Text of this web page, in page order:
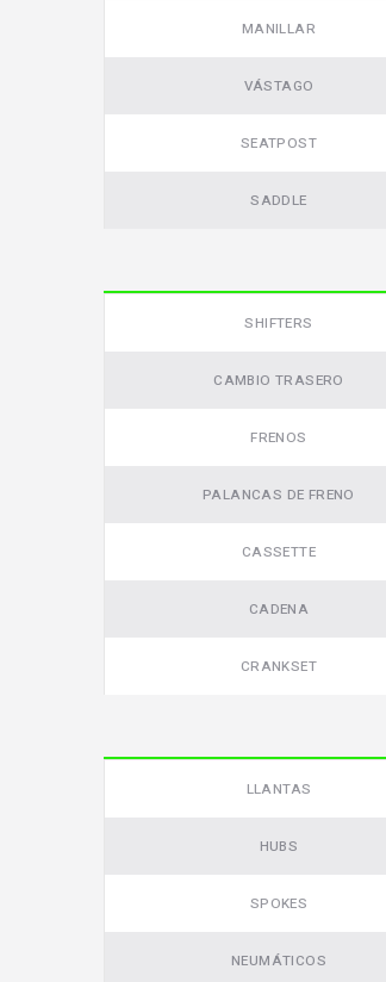
MANILLAR
VÁSTAGO
SEATPOST
SADDLE
SHIFTERS
CAMBIO TRASERO
FRENOS
PALANCAS DE FRENO
CASSETTE
CADENA
CRANKSET
LLANTAS
HUBS
SPOKES
NEUMÁTICOS